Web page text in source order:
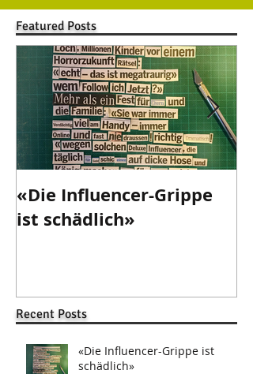
Featured Posts
Recent Posts
«Die Influencer-Grippe
ist schädlich»
«Die Influencer-Grippe ist
schädlich»